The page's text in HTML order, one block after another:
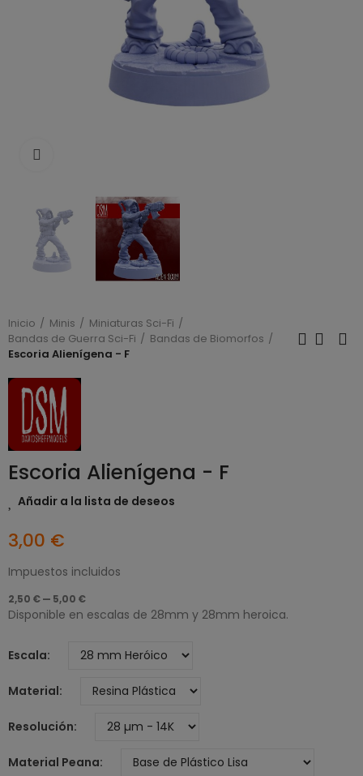
Inicio Minis
Miniaturas Sci-Fi
Bandas de Guerra Sci-Fi
Bandas de Biomorfos
Escoria Alienígena - F
Escoria Alienígena - F
Añadir a la lista de deseos
3,00 €
Impuestos incluidos
2,50 € — 5,00 €
Disponible en escalas de 28mm y 28mm heroica.
Escala
Material
Resolución
Material Peana